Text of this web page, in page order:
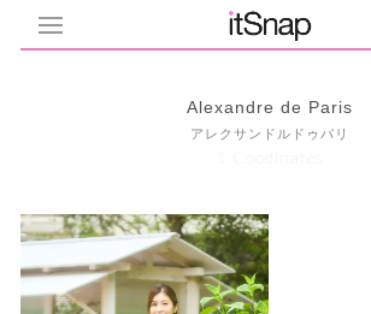
Alexandre de Paris
アレクサンドルドゥパリ
1 Coodinates